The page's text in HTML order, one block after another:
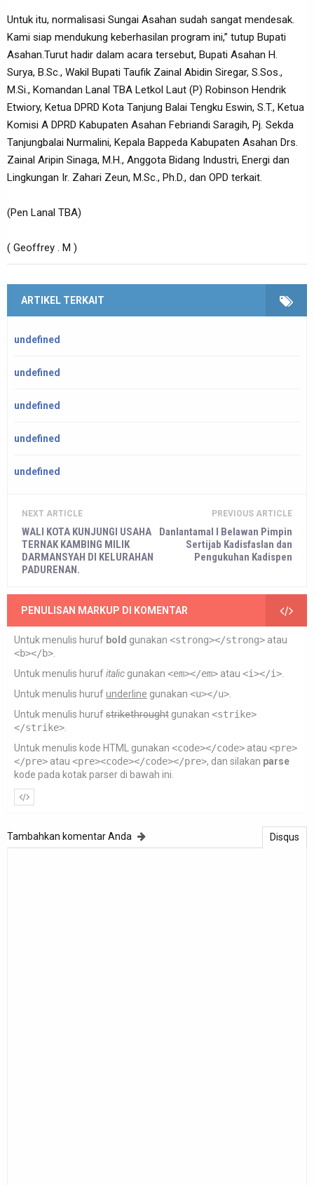
Untuk itu, normalisasi Sungai Asahan sudah sangat mendesak.
Kami siap mendukung keberhasilan program ini,” tutup Bupati
Asahan.Turut hadir dalam acara tersebut, Bupati Asahan H.
Surya, B.Sc., Wakil Bupati Taufik Zainal Abidin Siregar, S.Sos.,
M.Si., Komandan Lanal TBA Letkol Laut (P) Robinson Hendrik
Etwiory, Ketua DPRD Kota Tanjung Balai Tengku Eswin, S.T., Ketua
Komisi A DPRD Kabupaten Asahan Febriandi Saragih, Pj. Sekda
Tanjungbalai Nurmalini, Kepala Bappeda Kabupaten Asahan Drs.
Zainal Aripin Sinaga, M.H., Anggota Bidang Industri, Energi dan
Lingkungan Ir. Zahari Zeun, M.Sc., Ph.D., dan OPD terkait.
(Pen Lanal TBA)
( Geoffrey . M )
ARTIKEL TERKAIT
undefined
undefined
undefined
undefined
undefined
NEXT ARTICLE
WALI KOTA KUNJUNGI USAHA
TERNAK KAMBING MILIK
DARMANSYAH DI KELURAHAN
PADURENAN.
PREVIOUS ARTICLE
Danlantamal I Belawan Pimpin
Sertijab Kadisfaslan dan
Pengukuhan Kadispen
PENULISAN MARKUP DI KOMENTAR
Untuk menulis huruf bold gunakan <strong></strong> atau
<b></b>
Untuk menulis hurufitalic gunakan <em></em> atau <i></i>
Untuk menulis hurufunderline gunakan <u></u>
Untuk menulis hurufstrikethrought gunakan <strike>
</strike>
Untuk menulis kode HTML gunakan <code></code> atau <pre>
</pre> atau <pre><code></code></pre>, dan silakan parse
kode pada kotak parser di bawah ini.
Disqus
Tambahkan komentar Anda